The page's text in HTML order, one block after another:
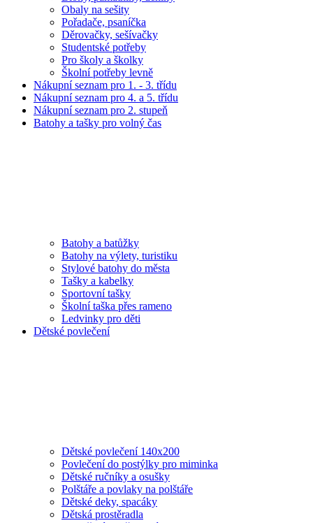
Obaly na sešity
Pořadače, psaníčka
Děrovačky, sešívačky
Studentské potřeby
Pro školy a školky
Školní potřeby levně
Nákupní seznam pro 1. - 3. třídu
Nákupní seznam pro 4. a 5. třídu
Nákupní seznam pro 2. stupeň
Batohy a tašky pro volný čas
Batohy a batůžky
Batohy na výlety, turistiku
Stylové batohy do města
Tašky a kabelky
Sportovní tašky
Školní taška přes rameno
Ledvinky pro děti
Dětské povlečení
Dětské povlečení 140x200
Povlečení do postýlky pro miminka
Dětské ručníky a osušky
Polštáře a povlaky na polštáře
Dětské deky, spacáky
Dětská prostěradla